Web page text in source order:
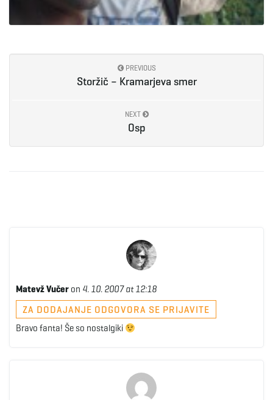
PREVIOUS
Storžič – Kramarjeva smer
NEXT
Osp
Matevž Vučer on 4. 10. 2007 at 12:18
ZA DODAJANJE ODGOVORA SE PRIJAVITE
Bravo fanta! Še so nostalgiki